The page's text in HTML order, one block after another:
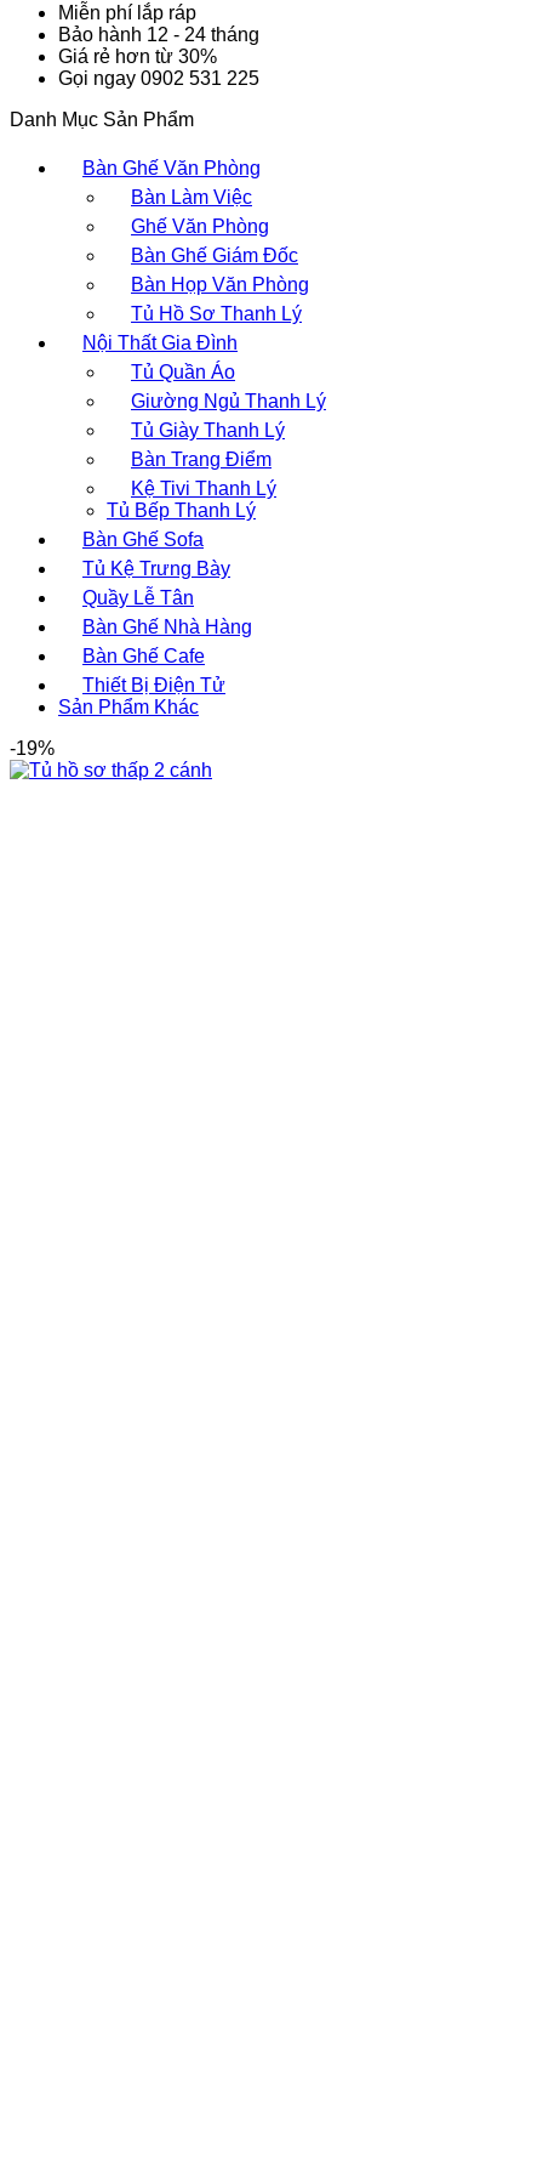
Miễn phí lắp ráp
Bảo hành 12 - 24 tháng
Giá rẻ hơn từ 30%
Gọi ngay 0902 531 225
Danh Mục Sản Phẩm
Bàn Ghế Văn Phòng
Bàn Làm Việc
Ghế Văn Phòng
Bàn Ghế Giám Đốc
Bàn Họp Văn Phòng
Tủ Hồ Sơ Thanh Lý
Nội Thất Gia Đình
Tủ Quần Áo
Giường Ngủ Thanh Lý
Tủ Giày Thanh Lý
Bàn Trang Điểm
Kệ Tivi Thanh Lý
Tủ Bếp Thanh Lý
Bàn Ghế Sofa
Tủ Kệ Trưng Bày
Quầy Lễ Tân
Bàn Ghế Nhà Hàng
Bàn Ghế Cafe
Thiết Bị Điện Tử
Sản Phẩm Khác
-19%